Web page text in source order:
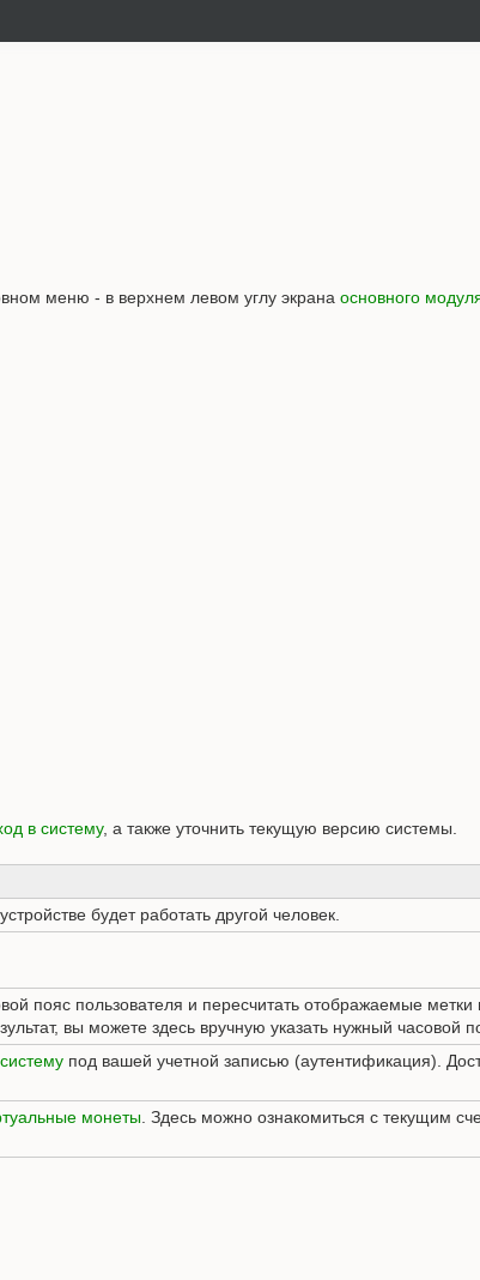
меню - в верхнем левом углу экрана основного
в систему, а также уточнить текущую версию системы.
будет работать другой человек.
пояс пользователя и пересчитать отображаемые
вы можете здесь вручную указать нужный часовой
под вашей учетной записью (аутентификация).
монеты . Здесь можно ознакомиться с текущим